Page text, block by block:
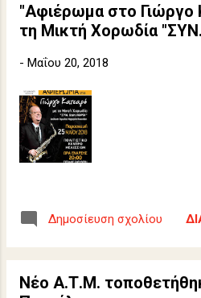
"Αφιέρωμα στο Γιώργο
τη Μικτή Χορωδία
- Μαΐου 20, 2018
Δημοσίευση σχολίου
Νέο Α.Τ.Μ.